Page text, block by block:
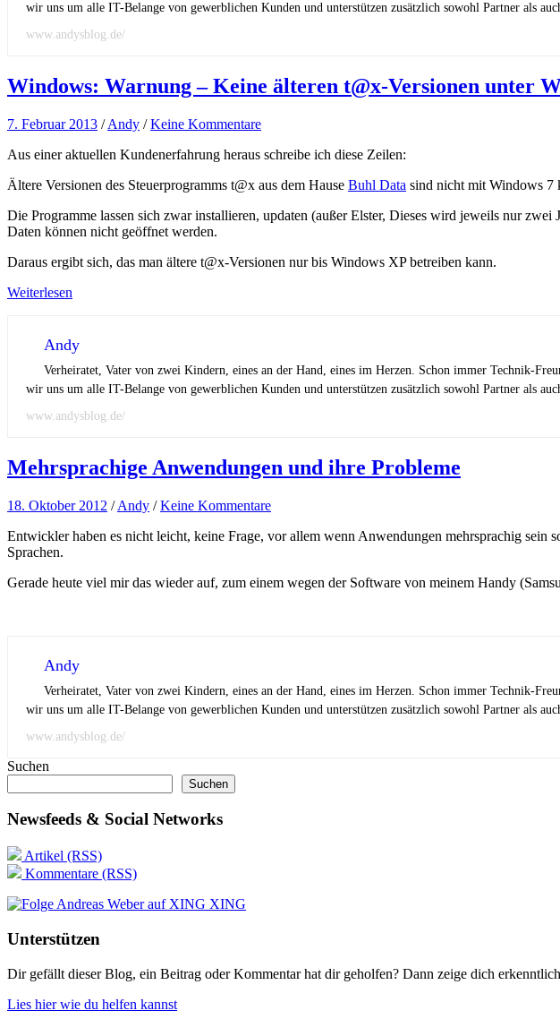
wir uns um alle IT-Belange von gewerblichen Kunden und unterstützen zusätzlich sowohl Partner als
www.andysblog.de/
Windows: Warnung – Keine älteren t@x-Versionen unter
7. Februar 2013 /Andy /Keine Kommentare
Aus einer aktuellen Kundenerfahrung heraus schreibe ich diese Zeilen:
Ältere Versionen des Steuerprogramms t@x aus dem Hause Buhl Data sind nicht mit Windows 7
Die Programme lassen sich zwar installieren, updaten (außer Elster, Dieses wird jeweils nur
Daten können nicht geöffnet werden.
Daraus ergibt sich, das man ältere t@x-Versionen nur bis Windows XP betreiben kann.
Weiterlesen
Andy
Verheiratet, Vater von zwei Kindern, eines an der Hand, eines im Herzen. Schon immer Technik-
wir uns um alle IT-Belange von gewerblichen Kunden und unterstützen zusätzlich sowohl Partner als
www.andysblog.de/
Mehrsprachige Anwendungen und ihre Probleme
18. Oktober 2012 /Andy /Keine Kommentare
Entwickler haben es nicht leicht, keine Frage, vor allem wenn Anwendungen mehrsprachig sein
Sprachen.
Gerade heute viel mir das wieder auf, zum einem wegen der Software von meinem Handy
Andy
Verheiratet, Vater von zwei Kindern, eines an der Hand, eines im Herzen. Schon immer Technik-
wir uns um alle IT-Belange von gewerblichen Kunden und unterstützen zusätzlich sowohl Partner als
www.andysblog.de/
Suchen
Suchen
Newsfeeds & Social Networks
Artikel (RSS)
Kommentare (RSS)
XING
Unterstützen
Dir gefällt dieser Blog, ein Beitrag oder Kommentar hat dir geholfen? Dann zeige dich
Lies hier wie du helfen kannst